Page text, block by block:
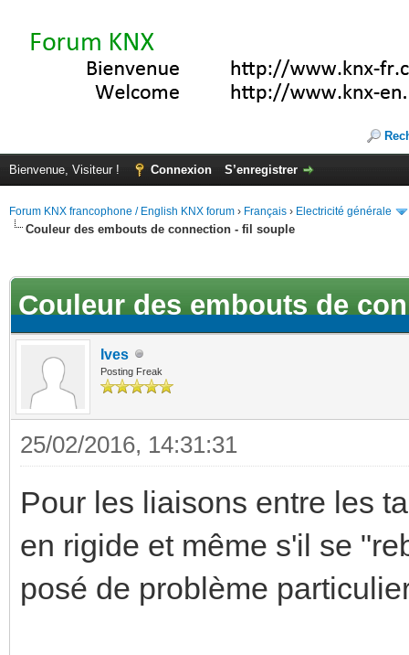
Bienvenue, Visiteur ! Connexion S’enregistrer
Forum KNX francophone / English KNX forum › Français › Electricité générale
Couleur des embouts de connection - fil souple
Couleur des embouts de
Ives
Posting Freak
25/02/2016, 14:31:31
Pour les liaisons entre les
en rigide et même s'il se
posé de problème